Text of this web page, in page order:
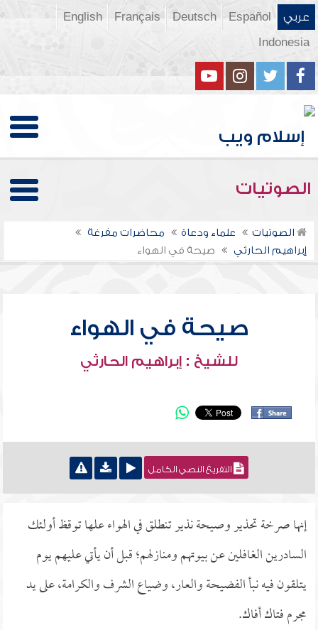
عربي Español
Deutsch
Français
English
Indonesia
الصوتيات
الصوتيات علماء ودعاة
محاضرات مفرغة
إبراهيم الحارثي
صيحة في الهواء
صيحة في الهواء
للشيخ : إبراهيم الحارثي
التفريغ النصي الكامل
إنها صرخة تحذير وصيحة نذير تنطلق في الهواء علها توقظ أولئك
السادرين الغافلين عن بيوتهم ومنازلهم؛ قبل أن يأتي عليهم يوم
يتلقون فيه نبأ الفضيحة والعار، وضياع الشرف والكرامة، على يد
مجرم فتاك أفاك.